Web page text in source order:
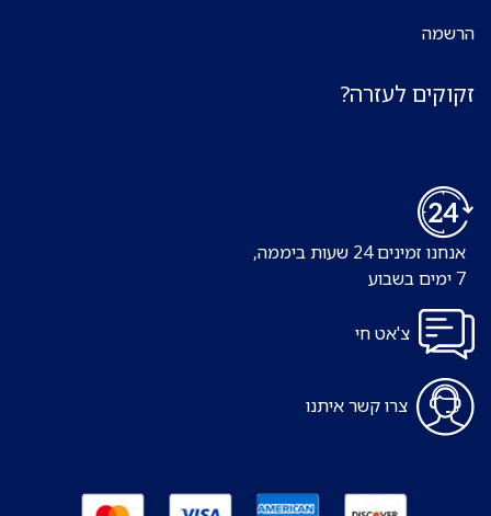
הרשמה
זקוקים לעזרה?
אנחנו זמינים 24 שעות ביממה,
צ'אט חי
צרו קשר איתנו